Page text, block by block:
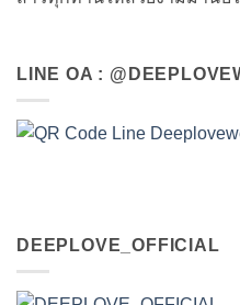
LINE OA :
DEEPLOVE_OFFICIAL